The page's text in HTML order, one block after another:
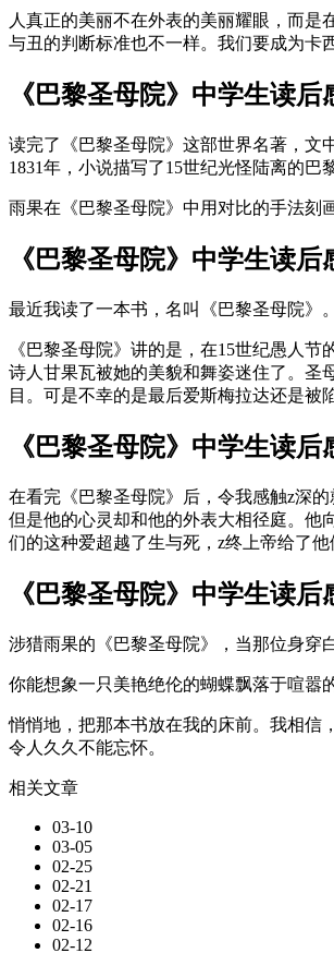
人真正的美丽不在外表的美丽耀眼，而
与丑的判断标准也不一样。我们要成为卡
《巴黎圣母院》中学生读后
读完了《巴黎圣母院》这部世界名著，文
1831年，小说描写了15世纪光怪陆离的
雨果在《巴黎圣母院》中用对比的手法刻
《巴黎圣母院》中学生读后
最近我读了一本书，名叫《巴黎圣母院》
《巴黎圣母院》讲的是，在15世纪愚人
诗人甘果瓦被她的美貌和舞姿迷住了。圣
目。可是不幸的是最后爱斯梅拉达还是被
《巴黎圣母院》中学生读后
在看完《巴黎圣母院》后，令我感触z深
但是他的心灵却和他的外表大相径庭。他
们的这种爱超越了生与死，z终上帝给了他
《巴黎圣母院》中学生读后
涉猎雨果的《巴黎圣母院》，当那位身穿
你能想象一只美艳绝伦的蝴蝶飘落于喧嚣
悄悄地，把那本书放在我的床前。我相信
令人久久不能忘怀。
相关文章
03-10
03-05
02-25
02-21
02-17
02-16
02-12